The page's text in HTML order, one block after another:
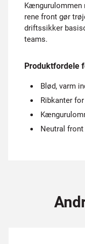
Kængurulommen
rene front gør
driftssikker
teams.
Produktfordele
Blød, varm
Ribkanter
Neutral